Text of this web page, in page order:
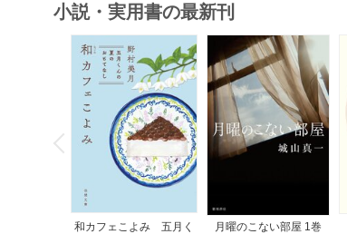
小説・実用書の最新刊
P
r
e
v
i
o
u
和カフェこよみ 五月く
月曜のこない部屋 1巻